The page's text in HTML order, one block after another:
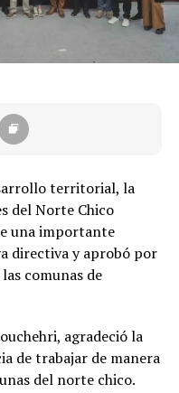
territorial, la
del Norte Chico
una importante
directiva y aprobó por
comunas de
agradeció la
de trabajar de manera
del norte chico.